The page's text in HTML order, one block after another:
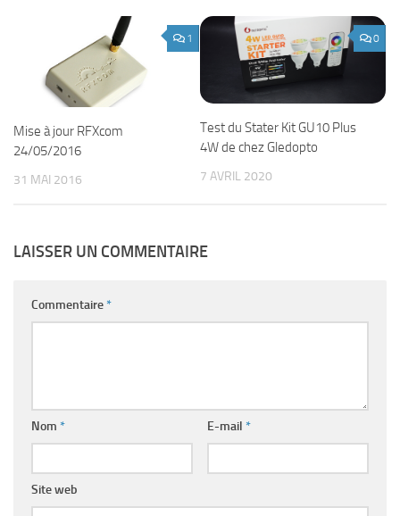
1
Mise à jour RFXcom
24/05/2016
31 MAI 2016
0
Test du Stater Kit GU10 Plus
4W de chez Gledopto
7 AVRIL 2020
LAISSER UN COMMENTAIRE
Commentaire*
Nom * E-mail *
Site web